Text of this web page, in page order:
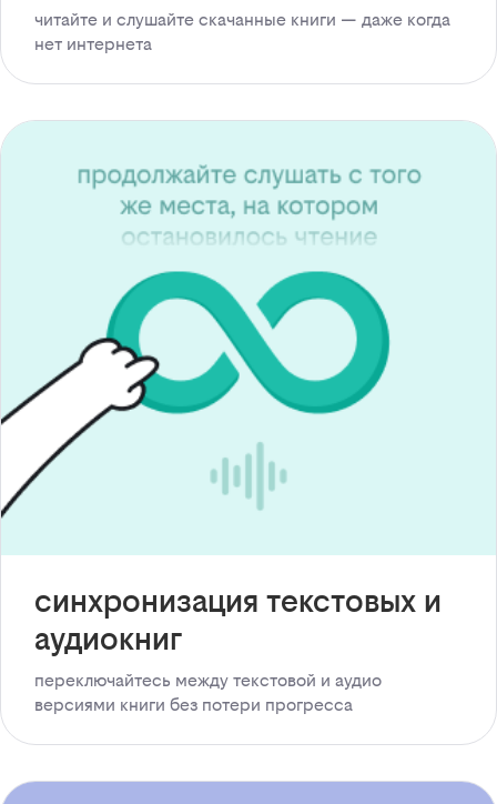
читайте и слушайте скачанные книги — даже когда
нет интернета
синхронизация текстовых и
аудиокниг
переключайтесь между текстовой и аудио
версиями книги без потери прогресса